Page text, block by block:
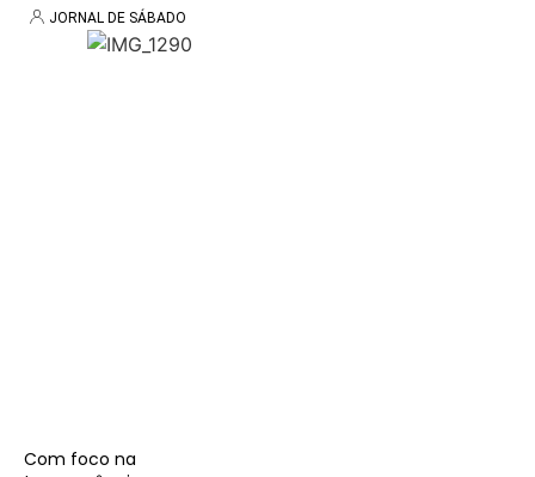
JORNAL DE SÁBADO
Com foco na